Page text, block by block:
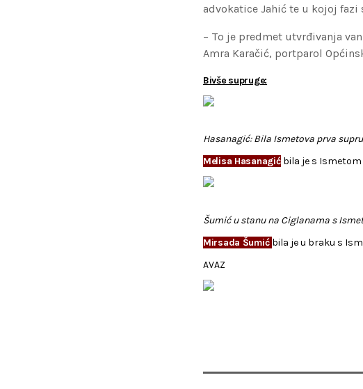
advokatice Jahić te u kojoj fazi
– To je predmet utvrđivanja
Amra Karačić, portparol
Bivše supruge:
Hasanagić: Bila Ismetova prva
Melisa Hasanagićbila je s Ismetom
Šumić u stanu na Ciglanama s
Mirsada Šumić bila je u braku s
AVAZ